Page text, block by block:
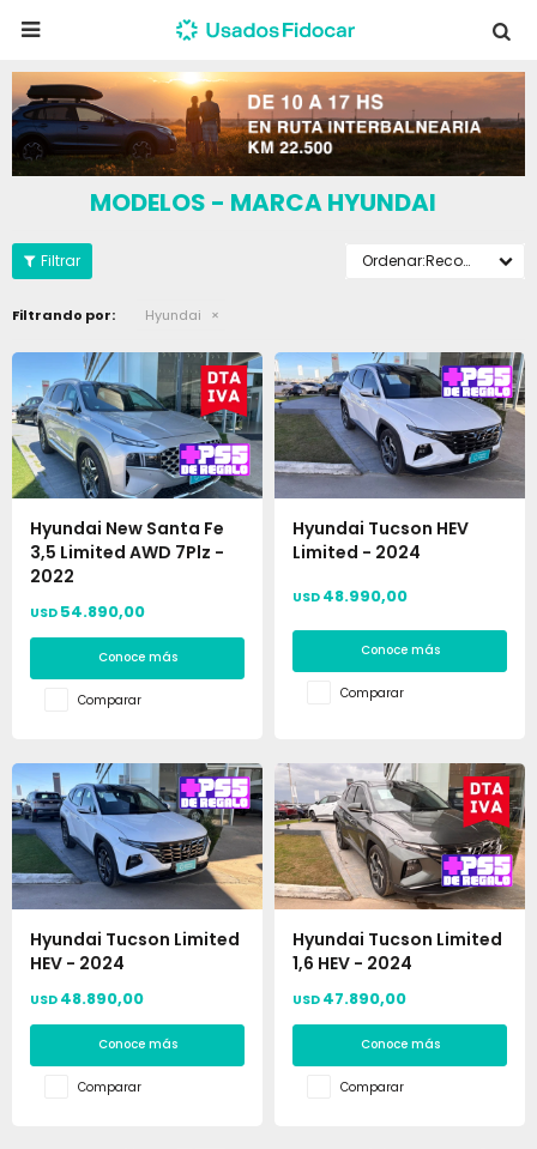

MODELOS - MARCA HYUNDAI
Recomendados
Filtrando por: Hyundai
Hyundai New Santa Fe
3,5 Limited AWD 7Plz -
2022
USD 54.890,00
Conoce más
Comparar
Hyundai Tucson HEV
Limited - 2024
USD 48.990,00
Conoce más
Comparar
Hyundai Tucson Limited
HEV - 2024
USD 48.890,00
Conoce más
Comparar
Hyundai Tucson Limited
1,6 HEV - 2024
USD 47.890,00
Conoce más
Comparar